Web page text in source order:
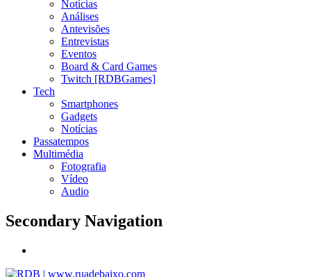
Notícias
Análises
Antevisões
Entrevistas
Eventos
Board & Card Games
Twitch [RDBGames]
Tech
Smartphones
Gadgets
Notícias
Passatempos
Multimédia
Fotografia
Vídeo
Audio
Secondary Navigation